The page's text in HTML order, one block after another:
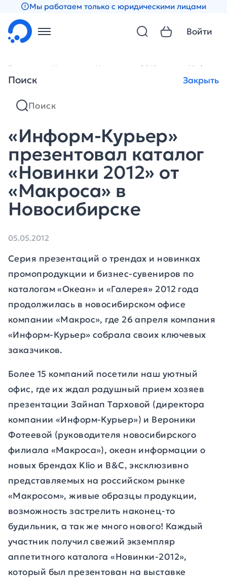
Мы работаем только с юридическими лицами
Поиск Закрыть
Войти
Главная Новости Новости за 2012 год «Информ-
«Информ-Курьер»
презентовал каталог
«Новинки 2012» от
«Макроса» в
Новосибирске
05.05.2012
Серия презентаций о трендах и новинках
промопродукции и бизнес-сувениров по
каталогам «Океан» и «Галерея» 2012 года
продолжилась в новосибирском офисе
компании «Макрос», где 26 апреля компания
«Информ-Курьер» собрала своих ключевых
заказчиков.
Более 15 компаний посетили наш уютный
офис, где их ждал радушный прием хозяев
презентации Зайнап Тарховой (директора
компании «Информ-Курьер») и Вероники
Фотеевой (руководителя новосибирского
филиала «Макроса»), океан информации о
новых брендах Klio и B&C, эксклюзивно
представляемых на российском рынке
«Макросом», живые образцы продукции,
возможность застрелить наконец-то
будильник, а так же много нового! Каждый
участник получил свежий экземпляр
аппетитного каталога «Новинки-2012»,
который был презентован на выставке